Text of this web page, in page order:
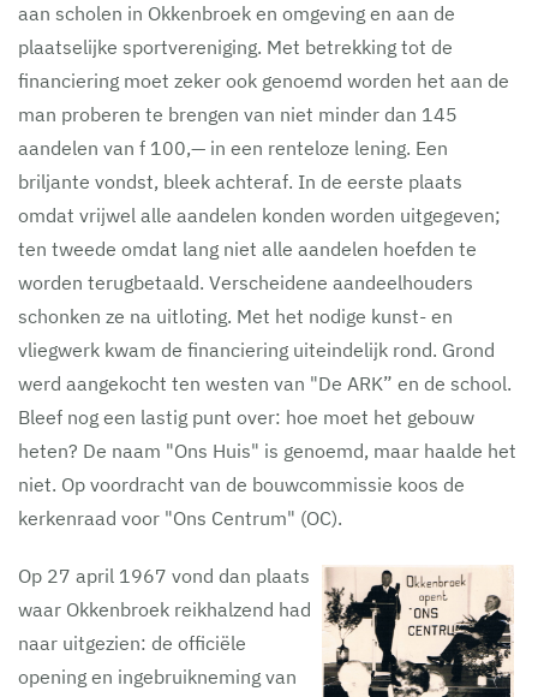
aan scholen in Okkenbroek en omgeving en aan de
plaatselijke sportvereniging. Met betrekking tot de
financiering moet zeker ook genoemd worden het aan de
man proberen te brengen van niet minder dan 145
aandelen van f 100,— in een renteloze lening. Een
briljante vondst, bleek achteraf. In de eerste plaats
omdat vrijwel alle aandelen konden worden uitgegeven;
ten tweede omdat lang niet alle aandelen hoefden te
worden terugbetaald. Verscheidene aandeelhouders
schonken ze na uitloting. Met het nodige kunst- en
vliegwerk kwam de financiering uiteindelijk rond. Grond
werd aangekocht ten westen van "De ARK” en de school.
Bleef nog een lastig punt over: hoe moet het gebouw
heten? De naam "Ons Huis" is genoemd, maar haalde het
niet. Op voordracht van de bouwcommissie koos de
kerkenraad voor "Ons Centrum" (OC).
Op 27 april 1967 vond dan plaats
waar Okkenbroek reikhalzend had
naar uitgezien: de officiële
opening en ingebruikneming van